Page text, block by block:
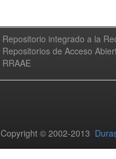
Repositorio integrado a la
Repositorios de Acceso
RRAAE
Copyright © 2002-2013